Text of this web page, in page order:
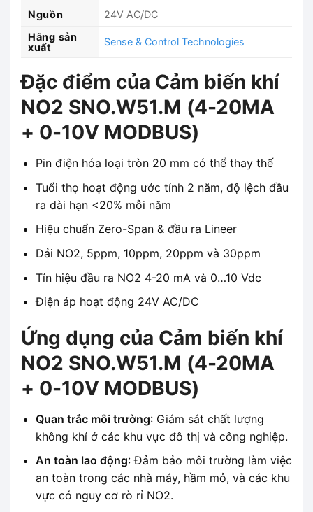
Nguồn
24V AC/DC
Hãng sản
xuất
Sense & Control Technologies
Đặc điểm của Cảm biến khí
NO2 SNO.W51.M (4-20MA
+ 0-10V MODBUS)
Pin điện hóa loại tròn 20 mm có thể thay thế
Tuổi thọ hoạt động ước tính 2 năm, độ lệch đầu
ra dài hạn <20% mỗi năm
Hiệu chuẩn Zero-Span & đầu ra Lineer
Dải NO2, 5ppm, 10ppm, 20ppm và 30ppm
Tín hiệu đầu ra NO2 4-20 mA và 0…10 Vdc
Điện áp hoạt động 24V AC/DC
Ứng dụng của Cảm biến khí
NO2 SNO.W51.M (4-20MA
+ 0-10V MODBUS)
Quan trắc môi trường: Giám sát chất lượng
không khí ở các khu vực đô thị và công nghiệp.
An toàn lao động: Đảm bảo môi trường làm việc
an toàn trong các nhà máy, hầm mỏ, và các khu
vực có nguy cơ rò rỉ NO2.